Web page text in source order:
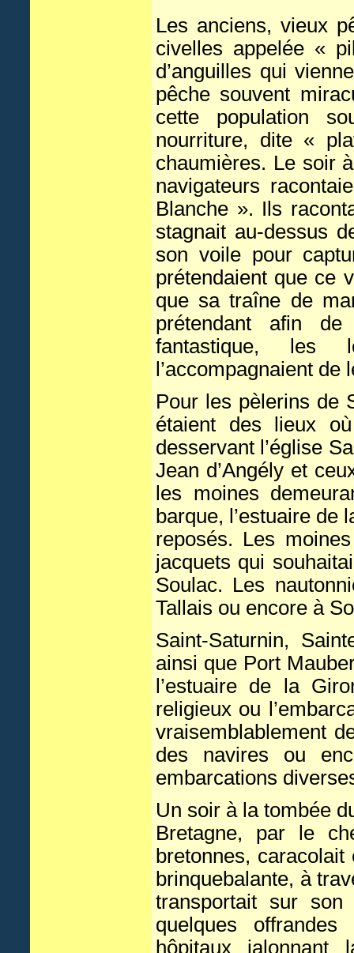
Les anciens, vieux
civelles appelée «
d’anguilles qui
pêche souvent
cette population
nourriture, dite «
chaumières. Le soir
navigateurs
Blanche ». Ils
stagnait au-dessus
son voile pour
prétendaient que ce
que sa traîne de
prétendant afin
fantastique, les
l’accompagnaient
Pour les pèlerins de
étaient des lieux
desservant l’église
Jean d’Angély et
les moines
barque, l’estuaire de
reposés. Les
jacquets qui
Soulac. Les
Tallais ou encore à
Saint-Saturnin,
ainsi que Port
l’estuaire de la
religieux ou
vraisemblablement
des navires ou
embarcations
Un soir à la tombée
Bretagne, par le
bretonnes,
brinquebalante, à
transportait sur
quelques
hôpitaux jalonnant